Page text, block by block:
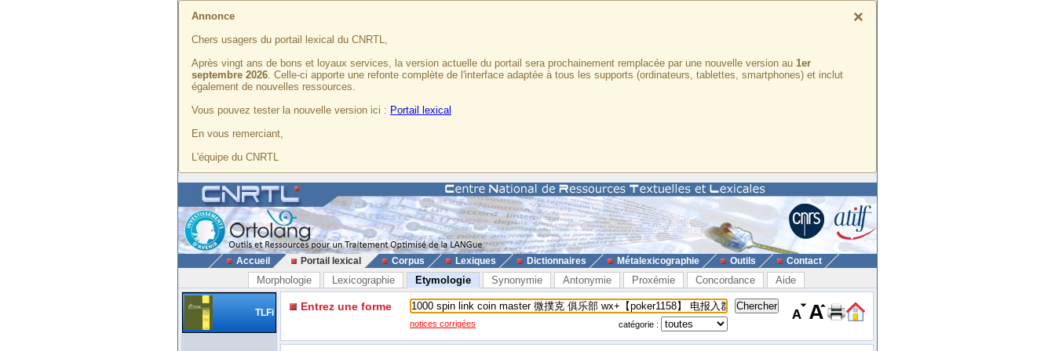
×
Annonce
Chers usagers du portail lexical du CNRTL,
Après vingt ans de bons et loyaux services, la version actuelle du portail sera prochainement remplacée par une nouvelle version au 1er
septembre 2026. Celle-ci apporte une refonte complète de l'interface adaptée à tous les supports (ordinateurs, tablettes, smartphones) et inclut
également de nouvelles ressources.
Vous pouvez tester la nouvelle version ici : Portail lexical
En vous remerciant,
L'équipe du CNRTL
Accueil Portail lexical Corpus Lexiques Dictionnaires Métalexicographie Outils Contact
Morphologie Lexicographie Etymologie Synonymie Antonymie Proxémie Concordance Aide
TLFi Entrez une forme
notices corrigées catégorie :